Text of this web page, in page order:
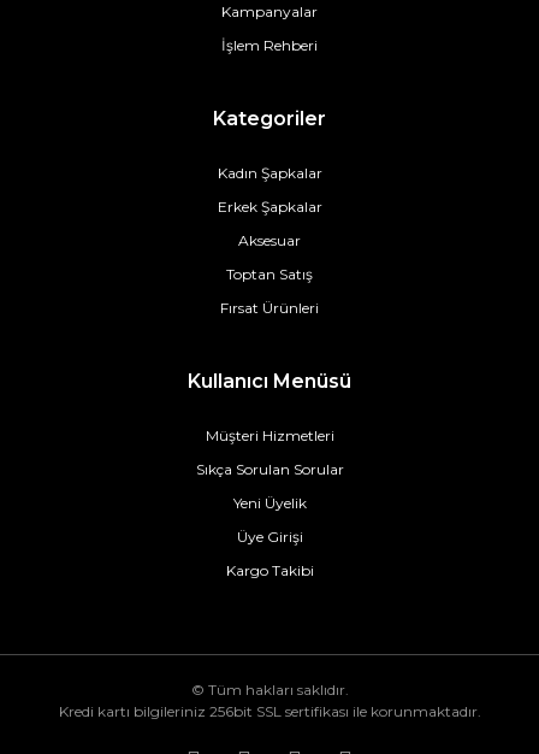
Kampanyalar
İşlem Rehberi
Kategoriler
Kadın Şapkalar
Erkek Şapkalar
Aksesuar
Toptan Satış
Fırsat Ürünleri
Kullanıcı Menüsü
Müşteri Hizmetleri
Sıkça Sorulan Sorular
Yeni Üyelik
Üye Girişi
Kargo Takibi
© Tüm hakları saklıdır.
Kredi kartı bilgileriniz 256bit SSL sertifikası ile korunmaktadır.